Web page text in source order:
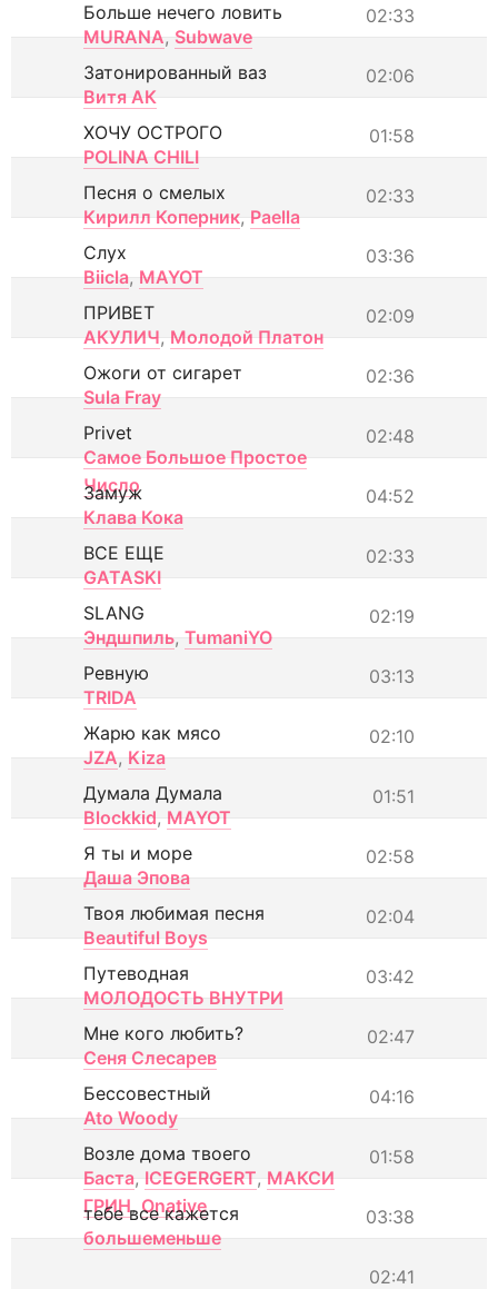
02:33
Больше нечего ловить
MURANA, Subwave
02:06
Затонированный ваз
Витя АК
01:58
ХОЧУ ОСТРОГО
POLINA CHILI
02:33
Песня о смелых
Кирилл Коперник, Paella
03:36
Слух
Biicla, MAYOT
02:09
ПРИВЕТ
АКУЛИЧ, Молодой Платон
02:36
Ожоги от сигарет
Sula Fray
02:48
Privet
Самое Большое Простое
Число
04:52
Замуж
Клава Кока
02:33
ВСЕ ЕЩЕ
GATASKI
02:19
SLANG
Эндшпиль, TumaniYO
03:13
Ревную
TRIDA
02:10
Жарю как мясо
JZA, Kiza
01:51
Думала Думала
Blockkid, MAYOT
02:58
Я ты и море
Даша Эпова
02:04
Твоя любимая песня
Beautiful Boys
03:42
Путеводная
МОЛОДОСТЬ ВНУТРИ
02:47
Мне кого любить?
Сеня Слесарев
04:16
Бессовестный
Ato Woody
01:58
Возле дома твоего
Баста, ICEGERGERT, МАКСИ
ГРИН, Onative 03:38
тебе все кажется
большеменьше
02:41